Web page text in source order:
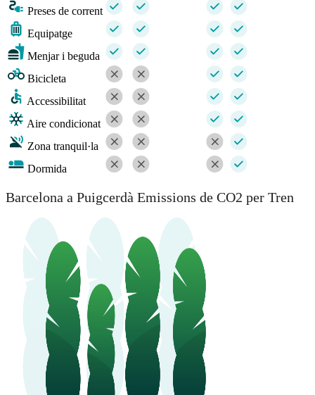
Preses de corrent
Equipatge
Menjar i beguda
Bicicleta
Accessibilitat
Aire condicionat
Zona tranquil·la
Dormida
Barcelona a Puigcerdà Emissions de CO2 per Tren